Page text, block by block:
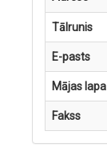
Tālrunis
E-pasts
Mājas lapa
Fakss